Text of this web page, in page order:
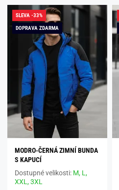
SLEVA -33%
DOPRAVA ZDARMA
MODRO-ČERNÁ ZIMNÍ BUNDA
S KAPUCÍ
Dostupné velikosti: M, L,
XXL,3XL